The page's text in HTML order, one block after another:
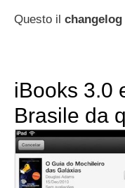
Questo il changelog
iBooks 3.0
Brasile da